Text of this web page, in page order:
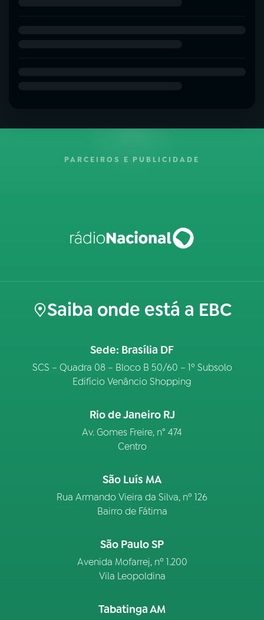
PARCEIROS E PUBLICIDADE
Saiba onde está a EBC
Sede: Brasília DF
SCS – Quadra 08 – Bloco B 50/60 – 1º Subsolo
Edifício Venâncio Shopping
Rio de Janeiro RJ
Av. Gomes Freire, n° 474
Centro
São Luís MA
Rua Armando Vieira da Silva, nº 126
Bairro de Fátima
São Paulo SP
Avenida Mofarrej, nº 1.200
Vila Leopoldina
Tabatinga AM